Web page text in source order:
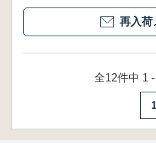
再入荷
全12件中 1
1